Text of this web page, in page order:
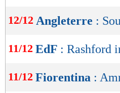
12/12 Angleterre :
11/12 EdF : Rashford
11/12 Fiorentina :